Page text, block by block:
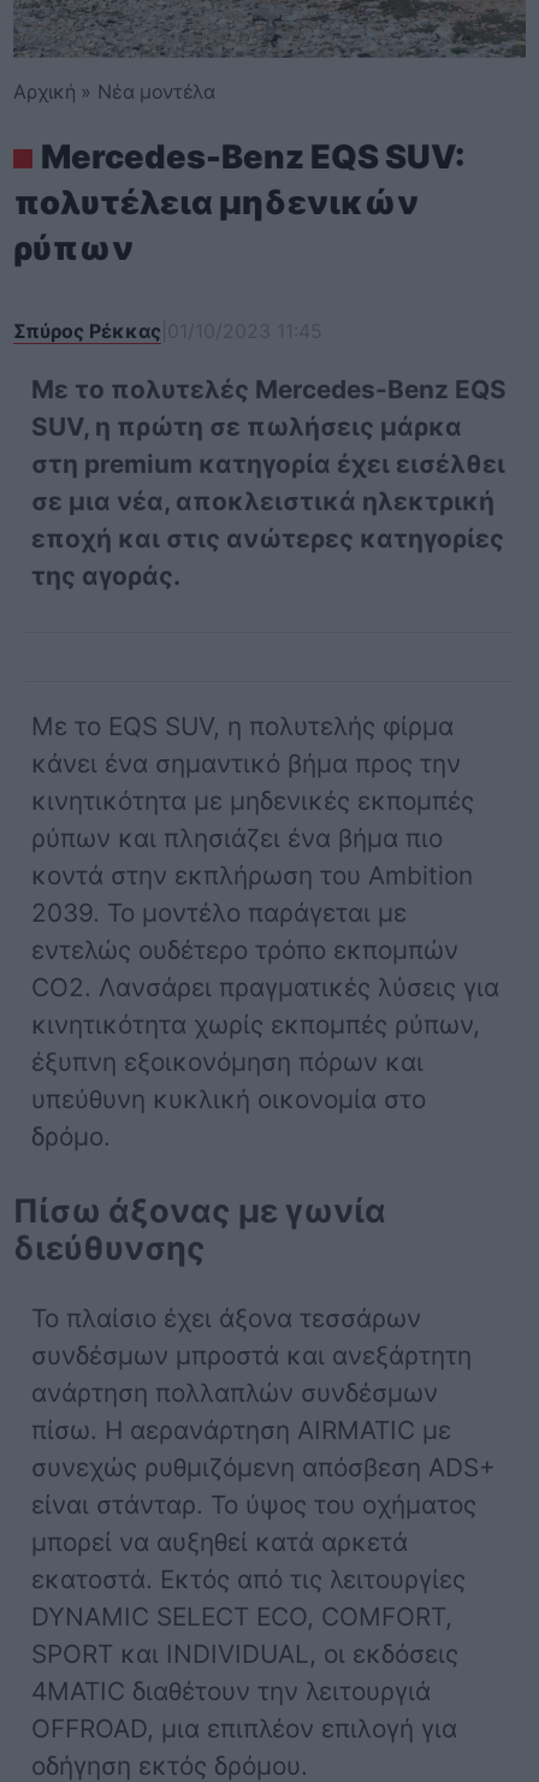
Αρχική » Νέα μοντέλα
Mercedes-Benz EQS SUV:
πολυτέλεια μηδενικών
ρύπων
Σπύρος Ρέκκας
Με το πολυτελές Mercedes-Benz EQS
SUV, η πρώτη σε πωλήσεις μάρκα
στη premium κατηγορία έχει εισέλθει
σε μια νέα, αποκλειστικά ηλεκτρική
εποχή και στις ανώτερες κατηγορίες
της αγοράς.
Με το EQS SUV, η πολυτελής φίρμα
κάνει ένα σημαντικό βήμα προς την
κινητικότητα με μηδενικές εκπομπές
ρύπων και πλησιάζει ένα βήμα πιο
κοντά στην εκπλήρωση του Ambition
2039. Το μοντέλο παράγεται με
εντελώς ουδέτερο τρόπο εκπομπών
CO2. Λανσάρει πραγματικές λύσεις για
κινητικότητα χωρίς εκπομπές ρύπων,
έξυπνη εξοικονόμηση πόρων και
υπεύθυνη κυκλική οικονομία στο
δρόμο.
Πίσω άξονας με γωνία
διεύθυνσης
Το πλαίσιο έχει άξονα τεσσάρων
συνδέσμων μπροστά και ανεξάρτητη
ανάρτηση πολλαπλών συνδέσμων
πίσω. Η αερανάρτηση AIRMATIC με
συνεχώς ρυθμιζόμενη απόσβεση ADS+
είναι στάνταρ. Το ύψος του οχήματος
μπορεί να αυξηθεί κατά αρκετά
εκατοστά. Εκτός από τις λειτουργίες
DYNAMIC SELECT ECO, COMFORT,
SPORT και INDIVIDUAL, οι εκδόσεις
4MATIC διαθέτουν την λειτουργιά
OFFROAD, μια επιπλέον επιλογή για
οδήγηση εκτός δρόμου.